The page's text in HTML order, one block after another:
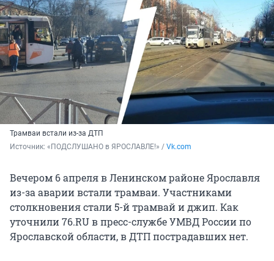
Трамваи встали из-за ДТП
Источник: «ПОДСЛУШАНО в ЯРОСЛАВЛЕ!» / Vk.com
Вечером 6 апреля в Ленинском районе Ярославля
из-за аварии встали трамваи. Участниками
столкновения стали 5-й трамвай и джип. Как
уточнили 76.RU в пресс-службе УМВД России по
Ярославской области, в ДТП пострадавших нет.